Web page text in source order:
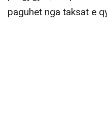
paguhet nga taksat e